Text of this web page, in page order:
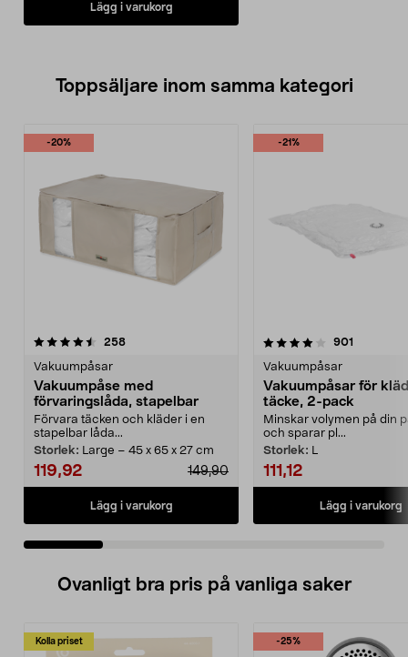
Lägg i varukorg
Toppsäljare inom samma kategori
-20%
258recensioner
Vakuumpåsar
Vakuumpåse med
förvaringslåda, stapelbar
Förvara täcken och kläder i en
stapelbar låda...
Storlek: Large – 45 x 65 x 27 cm
119,92 149,90
Lägg i varukorg
-21%
4.0 av 5 stjärnor 901
Vakuumpåsar
Vakuumpåsar för
täcke, 2-pack
Minskar volymen på din
och sparar pl...
Storlek: L
111,12
Lägg i varukorg
4.0 av 5 stjärnor
Ovanligt bra pris på vanliga saker
Kolla priset -25%